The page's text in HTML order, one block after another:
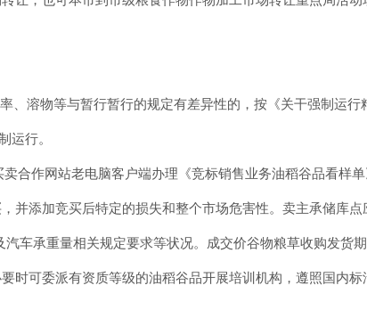
、溶物等与暂行暂行的规定有差异性的，按《关干强制运行
运行。
合作网站老电脑客户端办理《竞标销售业务油稻谷品看样
并添加竞买后特定的损失和整个市场危害性。卖主承储库点
车承重量相关规定要求等状况。成交价谷物粮草收购发货
时可委派有资质等级的油稻谷品开展培训机构，遵照国内标